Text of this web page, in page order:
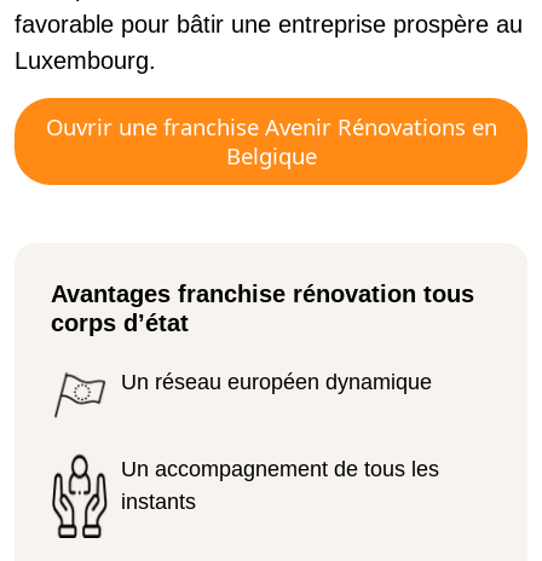
favorable pour bâtir une entreprise prospère au
Luxembourg.
Ouvrir une franchise Avenir Rénovations en
Belgique
Avantages franchise rénovation tous
corps d’état
Un réseau européen dynamique
Un accompagnement de tous les
instants